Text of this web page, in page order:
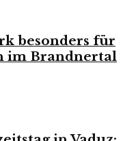
besonders für
im Brandnertal